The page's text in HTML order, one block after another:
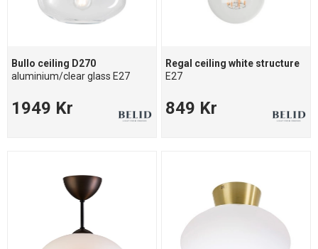
Bullo ceiling D270
aluminium/clear glass E27
1949 Kr
Regal ceiling white structure
E27
849 Kr